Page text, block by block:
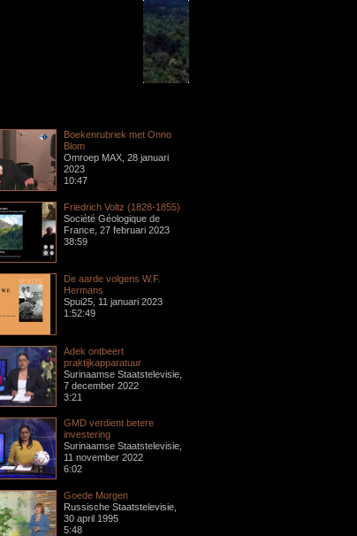
Boekenrubriek met Onno
Blom
Omroep MAX, 28 januari
2023
10:47
Friedrich Voltz (1828-1855)
Société Géologique de
France, 27 februari 2023
38:59
De aarde volgens W.F.
Hermans
Spui25, 11 januari 2023
1:52:49
Adek ontbeert
praktijkapparatuur
Surinaamse Staatstelevisie,
7 december 2022
3:21
GMD verdient betere
investering
Surinaamse Staatstelevisie,
11 november 2022
6:02
Goede Morgen
Russische Staatstelevisie,
30 april 1995
5:48